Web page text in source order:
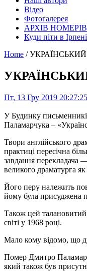
Відео
Фотогалерея
АРХІВ НОМЕРІВ
Куди піти в Ірпені
Home / УКРАЇНСЬКИЙ
Пт, 13 Гру 2019
У Будинку
Паламарчука –
Твори англійського
практиці пересічна
завдання перекладача
великого драматурга
Його перу належить
йому була присуджена
Також цей
світі у 1968 році.
Мало кому відомо, що
Помер Дмитро
який також був